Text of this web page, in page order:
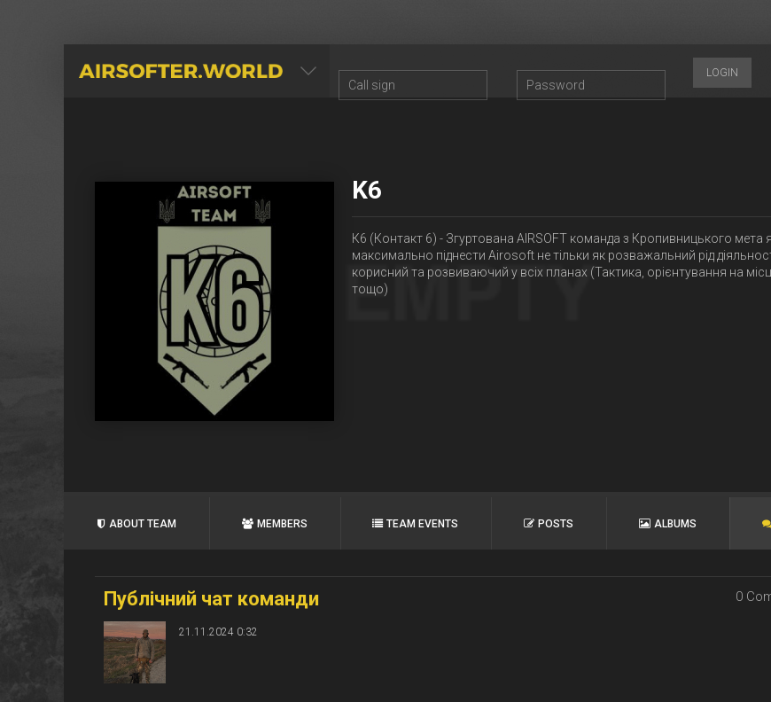
AIRSOFTER.WORLD LOGIN
K6
К6 (Контакт 6) - Згуртована AIRSOFT команда з Кропивницького мета
максимально піднести Airosoft не тільки як розважальний рід
корисний та розвиваючий у всіх планах (Тактика, орієнтування на
тощо)
ABOUT TEAM MEMBERS TEAM EVENTS POSTS ALBUMS
Публічний чат команди 0
21.11.2024 0:32